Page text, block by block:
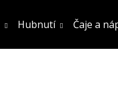
Hubnutí Čaje a